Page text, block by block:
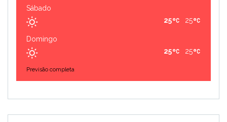
Sábado
25
25
Domingo
25
25
Previsão completa